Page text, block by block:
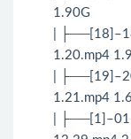
1.90G
|
1.20.mp4
|
1.21.mp4
|